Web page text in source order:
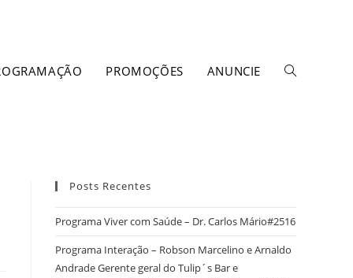
PROMOÇÕES ANUNCIE
Posts Recentes
Programa Viver com Saúde – Dr. Carlos Mário#2516
Programa Interação – Robson Marcelino e Arnaldo
Andrade Gerente geral do Tulip´s Bar e